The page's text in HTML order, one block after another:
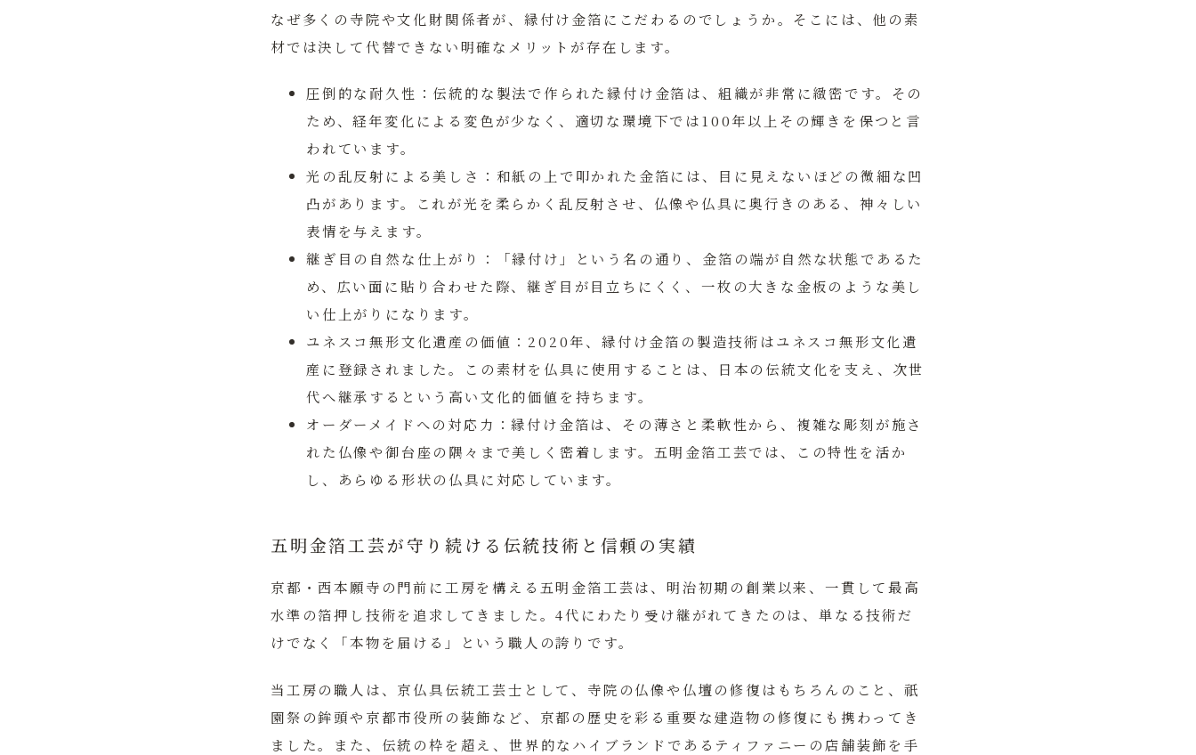
なぜ多くの寺院や文化財関係者が、縁付け金箔にこだわるのでしょうか。そこには、他の素
材では決して代替できない明確なメリットが存在します。
圧倒的な耐久性： 伝統的な製法で作られた縁付け金箔は、組織が非常に緻密です。その
ため、経年変化による変色が少なく、適切な環境下では100年以上その輝きを保つと言
われています。
光の乱反射による美しさ： 和紙の上で叩かれた金箔には、目に見えないほどの微細な凹
凸があります。これが光を柔らかく乱反射させ、仏像や仏具に奥行きのある、神々しい
表情を与えます。
継ぎ目の自然な仕上がり：
「縁付け」という名の通り、金箔の端が自然な状態であるた
め、広い面に貼り合わせた際、継ぎ目が目立ちにくく、一枚の大きな金板のような美し
い仕上がりになります。
ユネスコ無形文化遺産の価値： 2020年、縁付け金箔の製造技術はユネスコ無形文化遺
産に登録されました。この素材を仏具に使用することは、日本の伝統文化を支え、次世
代へ継承するという高い文化的価値を持ちます。
オーダーメイドへの対応力：縁付け金箔は、その薄さと柔軟性から、複雑な彫刻が施さ
れた仏像や御台座の隅々まで美しく密着します。五明金箔工芸では、この特性を活か
し、あらゆる形状の仏具に対応しています。
五明金箔工芸が守り続ける伝統技術と信頼の実績
京都・西本願寺の門前に工房を構える五明金箔工芸は、明治初期の創業以来、一貫して最高
水準の箔押し技術を追求してきました。4代にわたり受け継がれてきたのは、単なる技術だ
けでなく「本物を届ける」という職人の誇りです。
当工房の職人は、京仏具伝統工芸士として、寺院の仏像や仏壇の修復はもちろんのこと、祇
園祭の鉾頭や京都市役所の装飾など、京都の歴史を彩る重要な建造物の修復にも携わってき
ました。また、伝統の枠を超え、世界的なハイブランドであるティファニーの店舗装飾を手